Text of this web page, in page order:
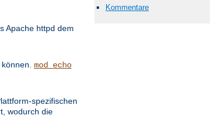
Kommentare
Apache httpd dem
mod_echo
spezifischen
wodurch die